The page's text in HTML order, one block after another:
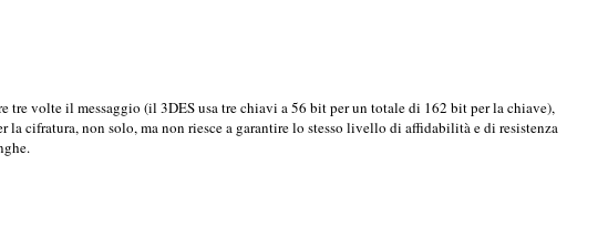
volte il messaggio (il 3DES usa tre chiavi a 56 bit per un totale di 162 bit per la chiave),
cifratura, non solo, ma non riesce a garantire lo stesso livello di affidabilità e di resistenza